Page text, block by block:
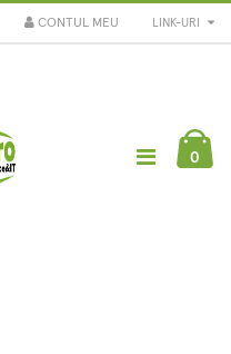
LINK-URI
CONTUL MEU
0